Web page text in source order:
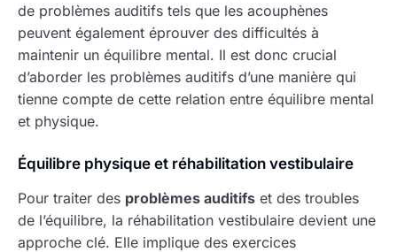
de problèmes auditifs tels que les acouphènes
peuvent également éprouver des difficultés à
maintenir un équilibre mental. Il est donc crucial
d’aborder les problèmes auditifs d’une manière qui
tienne compte de cette relation entre équilibre mental
et physique.
Équilibre physique et réhabilitation vestibulaire
Pour traiter des problèmes auditifs et des troubles
de l’équilibre, la réhabilitation vestibulaire devient une
approche clé. Elle implique des exercices